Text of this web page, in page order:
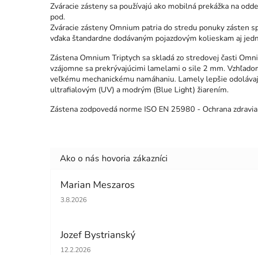
Zváracie zásteny sa používajú ako mobilná prekážka na
pod.
Zváracie zásteny Omnium patria do stredu ponuky zásten
vďaka štandardne dodávaným pojazdovým kolieskam aj
Zástena Omnium Triptych sa skladá zo stredovej časti
vzájomne sa prekrývajúcimi lamelami o sile 2 mm.
veľkému mechanickému namáhaniu. Lamely lepšie
ultrafialovým (UV) a modrým (Blue Light) žiarením.
Zástena zodpovedá norme ISO EN 25980 - Ochrana
Marian Meszaros
Hodnotenie obchodu je 5 z 5 hviezdičiek.
3.8.2026
Jozef Bystrianský
Hodnotenie obchodu je 5 z 5 hviezdičiek.
12.2.2026